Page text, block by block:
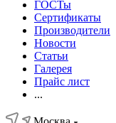
ГОСТы
Сертификаты
Производители
Новости
Статьи
Галерея
Прайс лист
...